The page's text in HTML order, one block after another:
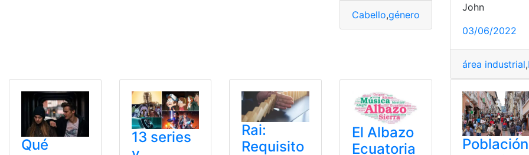
Cabello,género Laboratorio
John
03/06/2022
área industrial,
Qué
13 series
Rai:
Requisito
El Albazo
Ecuatoria
Población